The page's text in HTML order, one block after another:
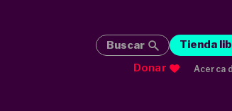
Buscar Tienda
Donar
Acerca